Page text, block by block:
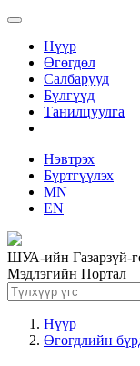
Нүүр
Өгөгдөл
Салбарууд
Бүлгүүд
Танилцуулга
Нэвтрэх
Бүртгүүлэх
MN
EN
ШУА-ийн Газарзүй-
Мэдлэгийн Портал
Нүүр
Өгөгдлийн